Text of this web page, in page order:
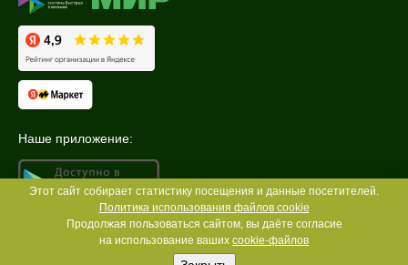
Наше приложение:
Этот сайт собирает статистику посещения и данные посетителей.
Политика использования файлов cookie
Продолжая пользоваться сайтом, вы даёте согласие
на использование ваших cookie-файлов